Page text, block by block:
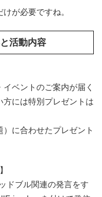
けが必要ですね。
活動内容
ベントのご案内が届く
方には特別プレゼントは
）に合わせたプレゼント
ドブル関連の発言をす